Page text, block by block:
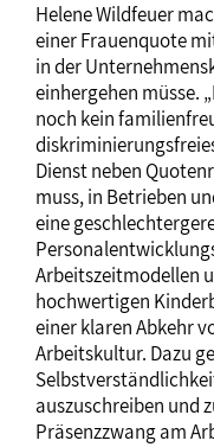
Helene Wildfeuer
einer Frauenquote
in der
einhergehen müsse.
noch kein
Dienst neben
muss, in Betrieben
eine
Arbeitszeitmodellen
hochwertigen
einer klaren Abkehr
Arbeitskultur. Dazu
auszuschreiben und
Präsenzzwang am